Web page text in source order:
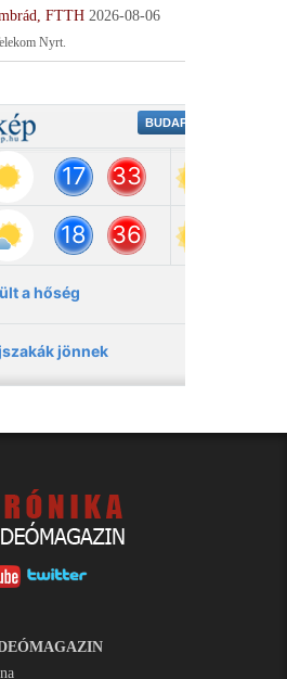
FTTH 2026-08-06
Nyrt.